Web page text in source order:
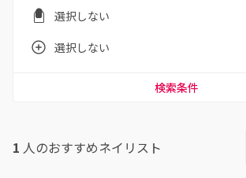
選択しない
選択しない
検索条件
1 人のおすすめネイリスト